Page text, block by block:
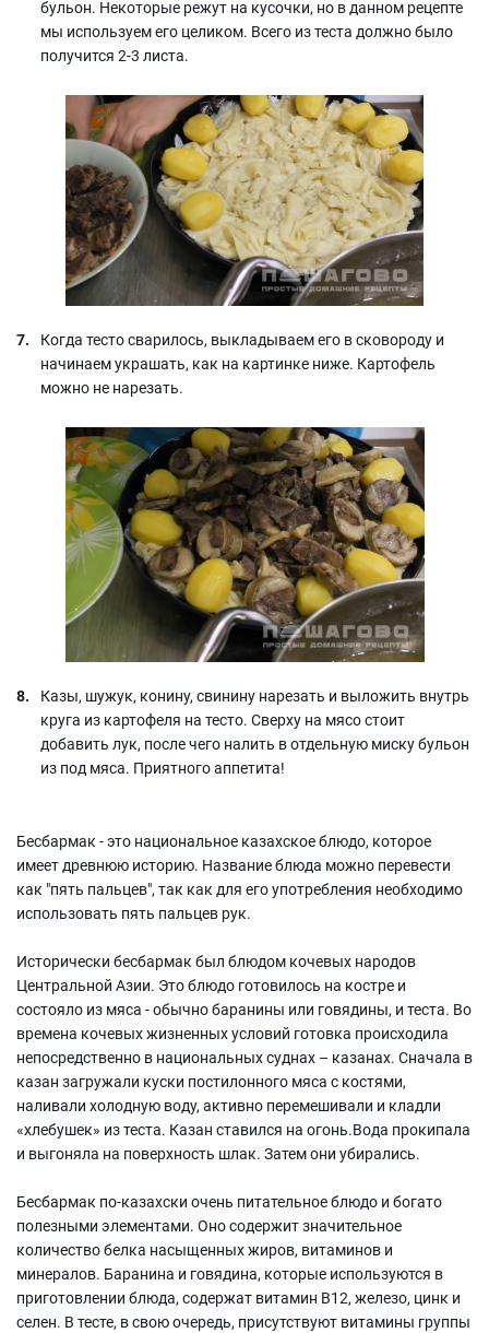
бульон. Некоторые режут на кусочки, но в данном рецепте
мы используем его целиком. Всего из теста должно было
получится 2-3 листа.
Когда тесто сварилось, выкладываем его в сковороду и
начинаем украшать, как на картинке ниже. Картофель
можно не нарезать.
Казы, шужук, конину, свинину нарезать и выложить внутрь
круга из картофеля на тесто. Сверху на мясо стоит
добавить лук, после чего налить в отдельную миску бульон
из под мяса. Приятного аппетита!
Бесбармак - это национальное казахское блюдо, которое
имеет древнюю историю. Название блюда можно перевести
как "пять пальцев", так как для его употребления необходимо
использовать пять пальцев рук.
Исторически бесбармак был блюдом кочевых народов
Центральной Азии. Это блюдо готовилось на костре и
состояло из мяса - обычно баранины или говядины, и теста. Во
времена кочевых жизненных условий готовка происходила
непосредственно в национальных суднах – казанах. Сначала в
казан загружали куски постилонного мяса с костями,
наливали холодную воду, активно перемешивали и кладли
«хлебушек» из теста. Казан ставился на огонь.Вода прокипала
и выгоняла на поверхность шлак. Затем они убирались.
Бесбармак по-казахски очень питательное блюдо и богато
полезными элементами. Оно содержит значительное
количество белка насыщенных жиров, витаминов и
минералов. Баранина и говядина, которые используются в
приготовлении блюда, содержат витамин B12, железо, цинк и
селен. В тесте, в свою очередь, присутствуют витамины группы